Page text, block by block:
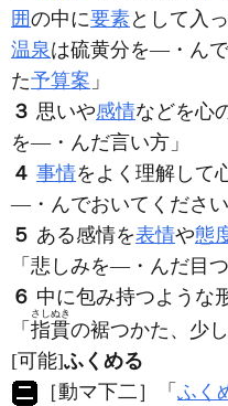
囲の中に要素として入
温泉は硫黄分を―・んで
た予算案 」
３ 思いや感情などを心
を―・んだ言い方」
４ 事情をよく理解して
―・んでおいてください
５ ある感情を表情や態
「悲しみを―・んだ目つ
６ 中に包み持つような
「 指貫
さしぬき
の裾つかた、少
[可能]ふくめる
［動マ下二］
「 ふく